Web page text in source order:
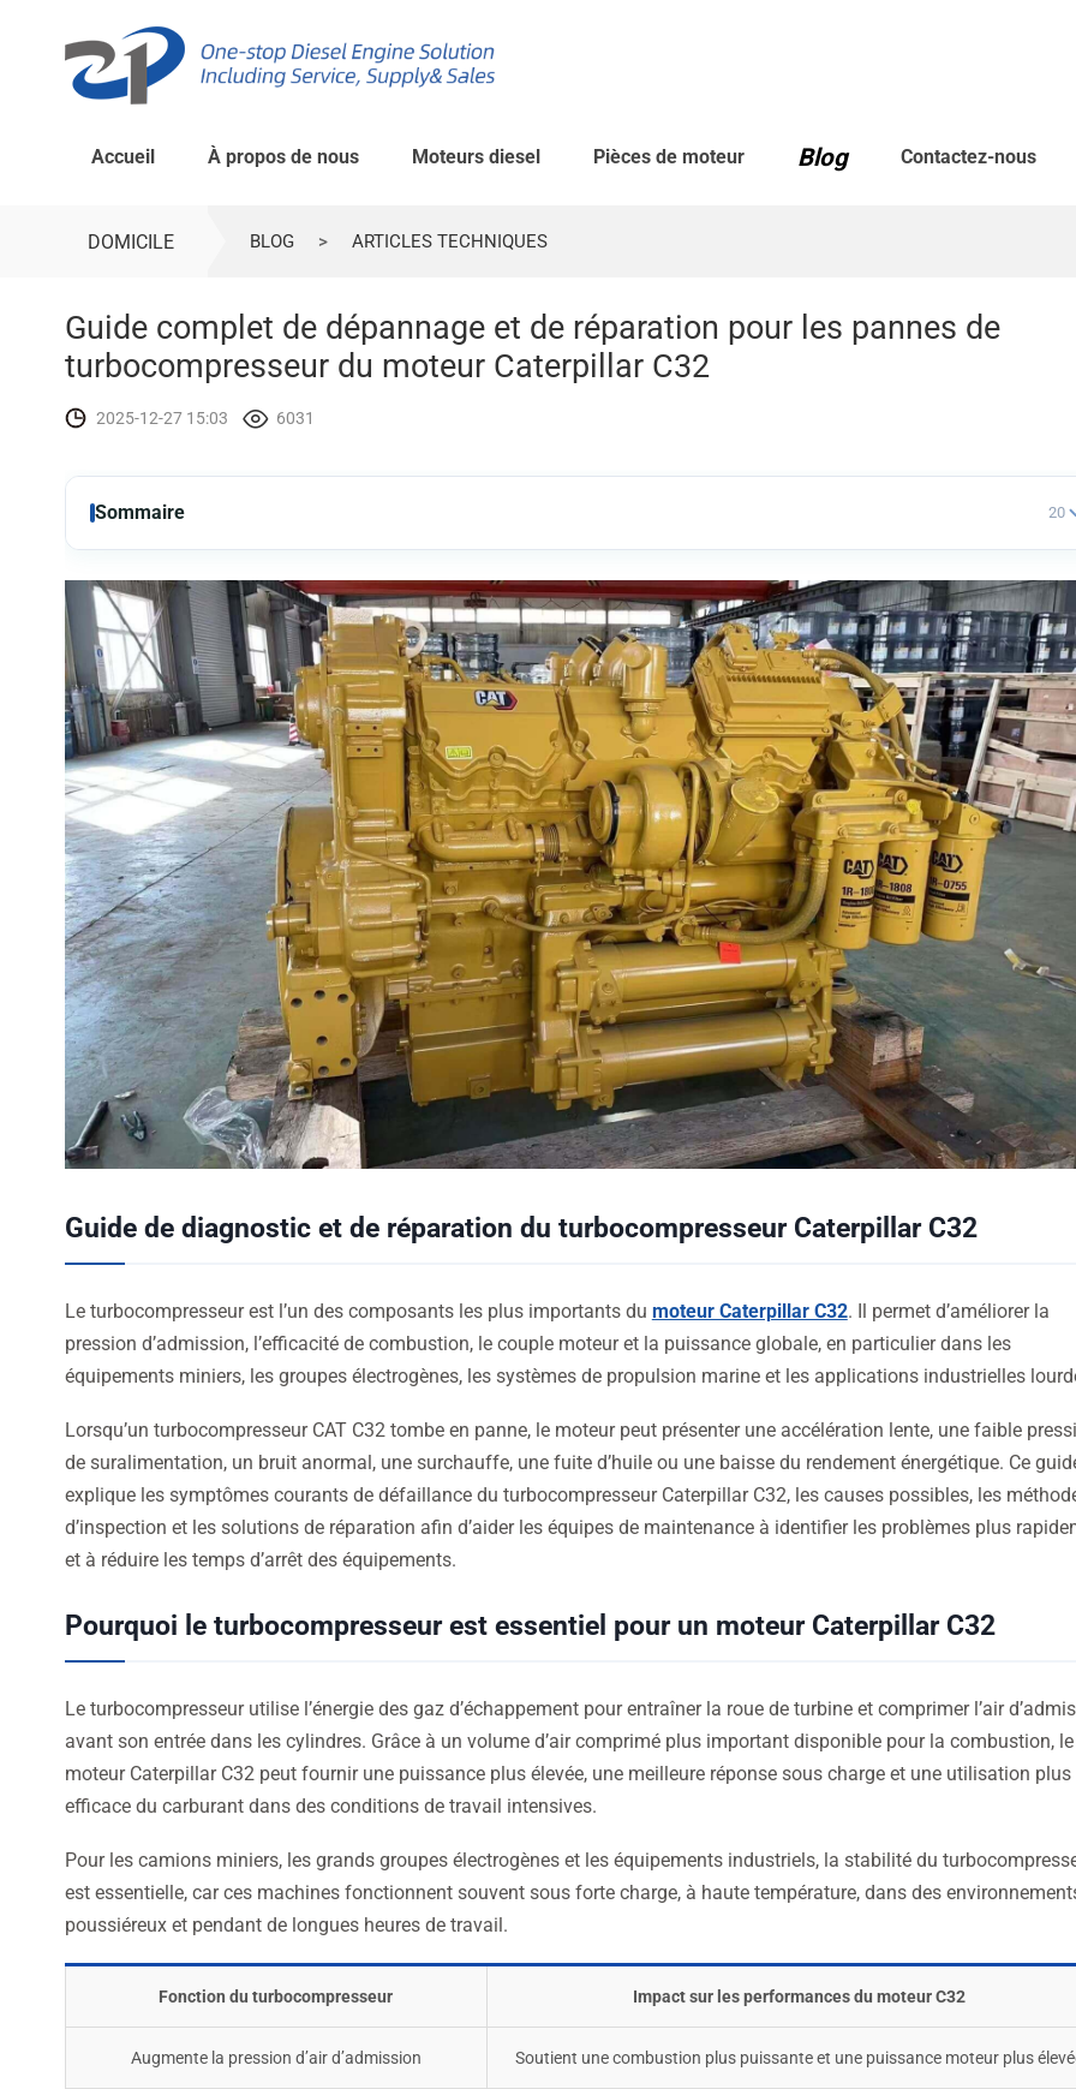
Accueil À propos de nous Moteurs diesel Pièces de moteur Blog Contactez-nous
DOMICILE BLOG > ARTICLES TECHNIQUES
Guide complet de dépannage et de réparation pour les pannes de
turbocompresseur du moteur Caterpillar C32
2025-12-27 15:03 6031
Sommaire 20
Guide de diagnostic et de réparation du turbocompresseur Caterpillar C32
Le turbocompresseur est l’un des composants les plus importants du moteur Caterpillar C32. Il permet d’améliorer la
pression d’admission, l’efficacité de combustion, le couple moteur et la puissance globale, en particulier dans les
équipements miniers, les groupes électrogènes, les systèmes de propulsion marine et les applications industrielles
Lorsqu’un turbocompresseur CAT C32 tombe en panne, le moteur peut présenter une accélération lente, une faible
de suralimentation, un bruit anormal, une surchauffe, une fuite d’huile ou une baisse du rendement énergétique. Ce
explique les symptômes courants de défaillance du turbocompresseur Caterpillar C32, les causes possibles, les
d’inspection et les solutions de réparation afin d’aider les équipes de maintenance à identifier les problèmes plus
et à réduire les temps d’arrêt des équipements.
Pourquoi le turbocompresseur est essentiel pour un moteur Caterpillar C32
Le turbocompresseur utilise l’énergie des gaz d’échappement pour entraîner la roue de turbine et comprimer l’air
avant son entrée dans les cylindres. Grâce à un volume d’air comprimé plus important disponible pour la combustion, le
moteur Caterpillar C32 peut fournir une puissance plus élevée, une meilleure réponse sous charge et une utilisation plus
efficace du carburant dans des conditions de travail intensives.
Pour les camions miniers, les grands groupes électrogènes et les équipements industriels, la stabilité du
est essentielle, car ces machines fonctionnent souvent sous forte charge, à haute température, dans des
poussiéreux et pendant de longues heures de travail.
Fonction du turbocompresseur Impact sur les performances du moteur C32
Augmente la pression d’air d’admission Soutient une combustion plus puissante et une puissance moteur plus